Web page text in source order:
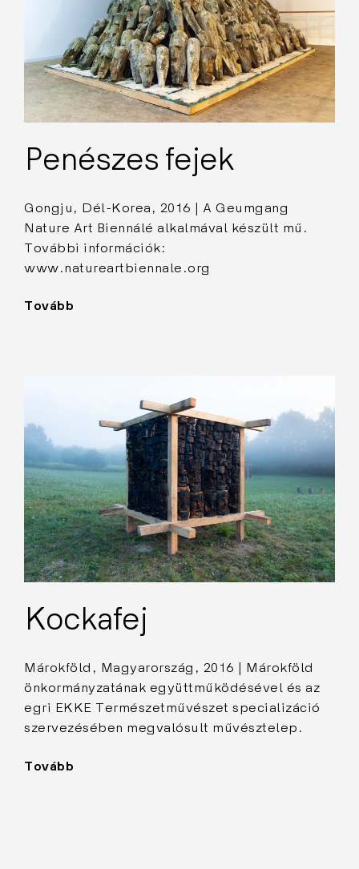
Penészes fejek
Gongju, Dél-Korea, 2016 | A Geumgang
Nature Art Biennálé alkalmával készült mű.
További információk:
www.natureartbiennale.org
Tovább
Kockafej
Márokföld, Magyarország, 2016 | Márokföld
önkormányzatának együttműködésével és az
egri EKKE Természetművészet specializáció
szervezésében megvalósult művésztelep.
Tovább